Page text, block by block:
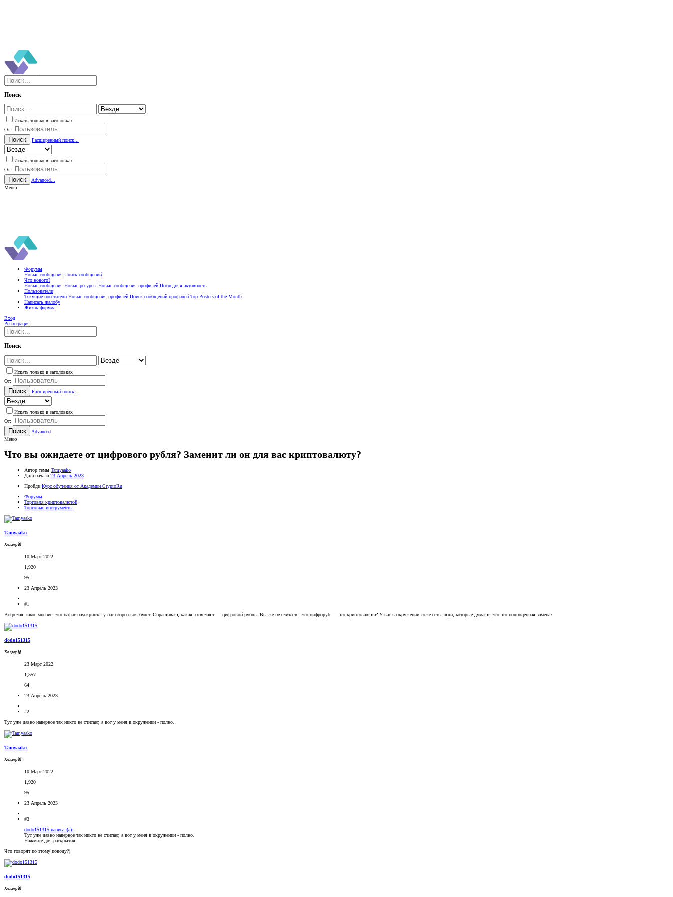
Поиск
Искать только в заголовках
От:
Поиск Расширенный поиск...
Искать только в заголовках
От:
Поиск
Advanced...
Меню
Форумы
Новые сообщения Поиск сообщений
Что нового?
Новые сообщения Новые ресурсы Новые сообщения профилей Последняя активность
Пользователи
Текущие посетители Новые сообщения профилей Поиск сообщений профилей Top Posters of the Month
Написать жалобу
Жизнь форума
Вход
Регистрация
Поиск
Искать только в заголовках
От:
Поиск Расширенный поиск...
Искать только в заголовках
От:
Поиск
Advanced...
Меню
Что вы ожидаете от цифрового рубля? Заменит ли он для вас криптовалюту?
Автор темы Tamyaako
Дата начала 23 Апрель 2023
Пройди Курс обучения от Академии CryptoRu
Форумы
Торговля криптовалютой
Торговые инструменты
Tamyaako
Холдер🥉
10 Март 2022
1,920
95
23 Апрель 2023
#1
Встречаю такое мнение, что нафиг нам крипта, у нас скоро своя будет. Спрашиваю, какая, отвечают — цифровой рубль. Вы же не считаете, что цифроруб — это криптовалюта? У вас в окружении тоже есть люди, которые думают, что это полноценная замена?
dodo151315
Холдер🥉
23 Март 2022
1,557
64
23 Апрель 2023
#2
Тут уже давно наверное так никто не считает, а вот у меня в окружении - полно.
Tamyaako
Холдер🥉
10 Март 2022
1,920
95
23 Апрель 2023
#3
dodo151315 написал(а):
Тут уже давно наверное так никто не считает, а вот у меня в окружении - полно.
Нажмите для раскрытия...
Что говорят по этому поводу?)
dodo151315
Холдер🥉